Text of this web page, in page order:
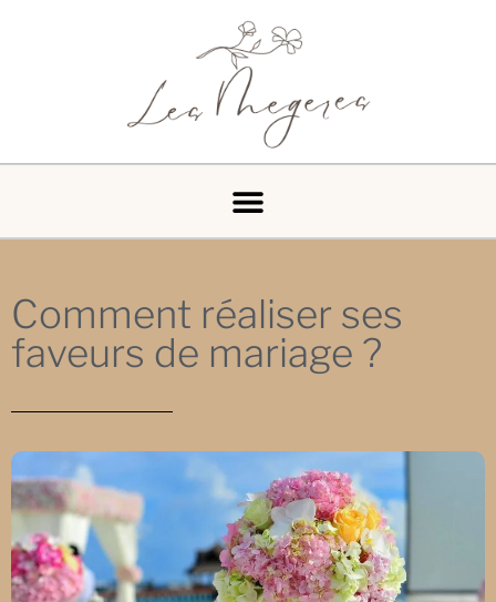
Comment réaliser ses
faveurs de mariage ?